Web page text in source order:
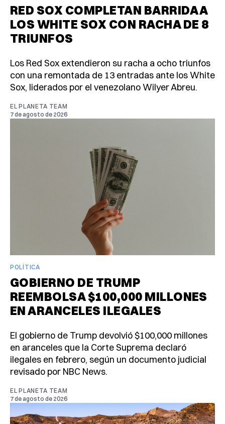
RED SOX COMPLETAN BARRIDA A
LOS WHITE SOX CON RACHA DE 8
TRIUNFOS
Los Red Sox extendieron su racha a ocho triunfos
con una remontada de 13 entradas ante los White
Sox, liderados por el venezolano Wilyer Abreu.
EL PLANETA TEAM
7 de agosto de 2026
POLÍTICA
GOBIERNO DE TRUMP
REEMBOLSA $100,000 MILLONES
EN ARANCELES ILEGALES
El gobierno de Trump devolvió $100,000 millones
en aranceles que la Corte Suprema declaró
ilegales en febrero, según un documento judicial
revisado por NBC News.
EL PLANETA TEAM
7 de agosto de 2026